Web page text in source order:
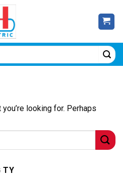
looking for. Perhaps
TY